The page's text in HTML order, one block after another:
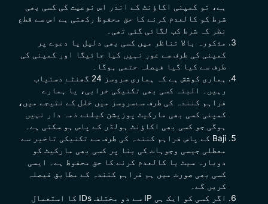
ہے، تو کمپنی اکاؤنٹ کے اندر اس نوعیت کی کسی بھی
شرط کو کالعدم کرنے کا حق محفوظ رکھتی ہے اس سے قطع
نظر کہ شرط کب لگائی گئی تھی۔
مذکورہ بالا تناظر میں کسی بھی دلیل یا دعوے پر
کمپنی کی طرف سے غور نہیں کیا جائیگا اور کمپنی کی
طرف سے کیا گیا فیصلہ حتمی ہوگا۔
ہماری کوشش ہے کہ ہماری سروسز 24 گھنٹے دستیاب
رہیں۔ البتہ کسی بھی تکنیکی خرابی، یا ہمارے
فراہم کنندہ کی طرف سےسروسز میں خلل کے نتیجے میں،
کمپنی کسی بھی مارکیٹ پوزیشن کیلئے ذمہ دار نہیں
ہوگی جو کسی بھی اکاؤنٹ ہولڈر کے پاس ہو سکتی ہے۔
Baji کے پاس فراہم کنندہ کی طرف سے تکنیکی تاخیر سے
معطلی جیسی وجوہات کی بنا پر کسی بھی مارکیٹ کو
دوبارہ سیٹ یا کالعدم کرنے کا حق محفوظ ہے۔ ایسی
کسی بھی صورت میں ہم فراہم کنندہ کے مطابق فیصلہ
کریں گے۔
اگر کسی کو ایک ہی IP سے دو مختلف IDs کا استعمال